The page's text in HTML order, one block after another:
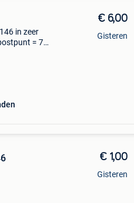
in zeer
= 7
€ 6,00
Gisteren
€ 1,00
Gisteren